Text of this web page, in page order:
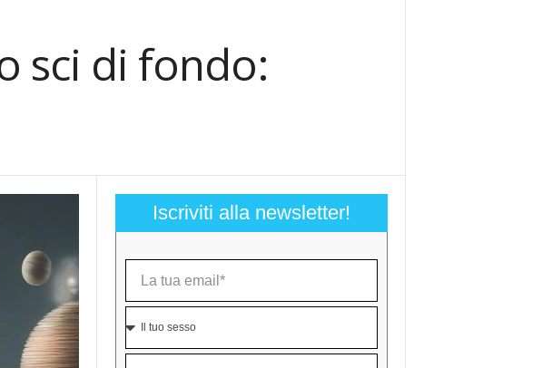
sci di fondo:
Iscriviti alla newsletter!